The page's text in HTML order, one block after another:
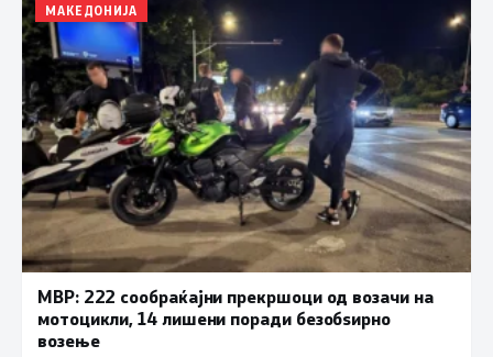
МАКЕДОНИЈА
МВР: 222 сообраќајни прекршоци од возачи на
мотоцикли, 14 лишени поради безобѕирно
возење